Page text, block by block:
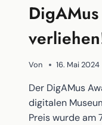
Von 16. Mai 2024
Der DigAMus
digitalen
Preis wurde am